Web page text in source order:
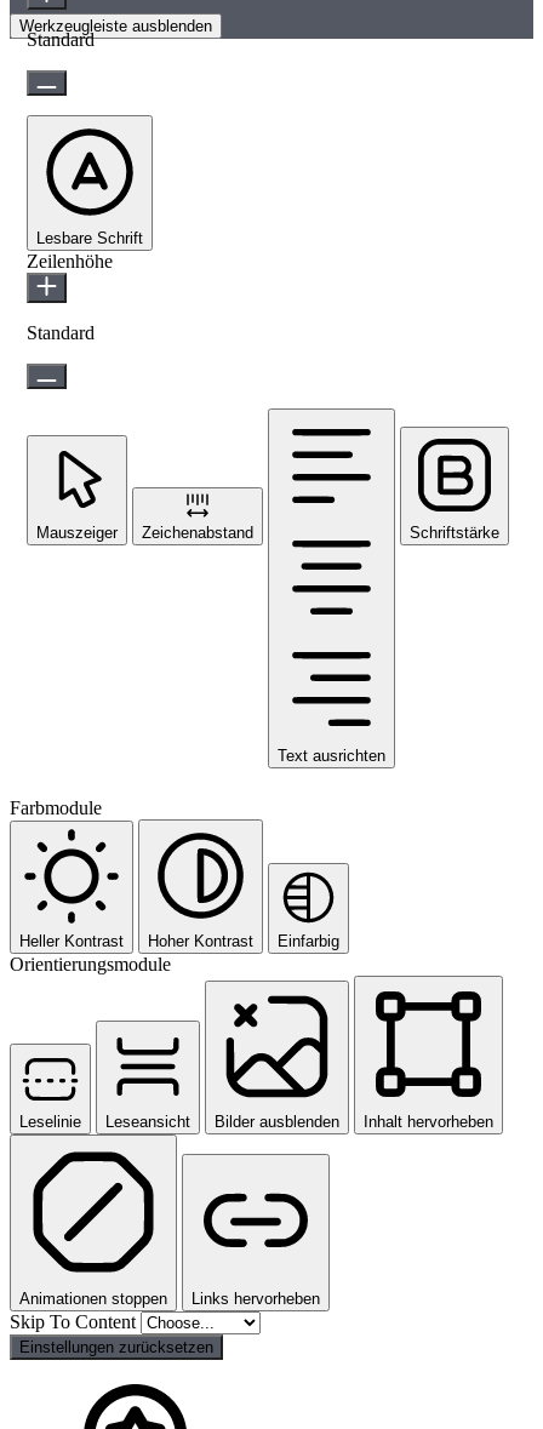
Werkzeugleiste ausblenden
Standard
Lesbare Schrift
Zeilenhöhe
Standard
Mauszeiger Zeichenabstand
Text ausrichten
Schriftstärke
Farbmodule
Heller Kontrast Hoher Kontrast Einfarbig
Orientierungsmodule
Leselinie Leseansicht Bilder ausblenden Inhalt hervorheben
Animationen stoppen Links hervorheben
Skip To Content
Einstellungen zurücksetzen